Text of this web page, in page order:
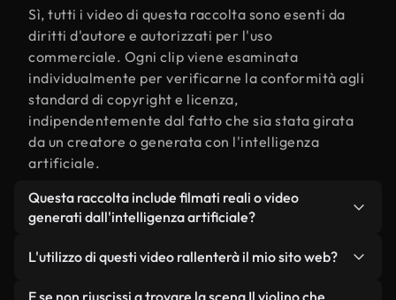
Sì, tutti i video di questa raccolta sono esenti da
diritti d'autore e autorizzati per l'uso
commerciale. Ogni clip viene esaminata
individualmente per verificarne la conformità agli
standard di copyright e licenza,
indipendentemente dal fatto che sia stata girata
da un creatore o generata con l'intelligenza
artificiale.
Questa raccolta include filmati reali o video
generati dall'intelligenza artificiale?
da filmati reali, girati da persone, relativi a Il
violino, e da video generati dall'intelligenza
L'utilizzo di questi video rallenterà il mio sito web?
Non se scegli le nostre versioni ottimizzate.
E se non riuscissi a trovare la scena Il violino che